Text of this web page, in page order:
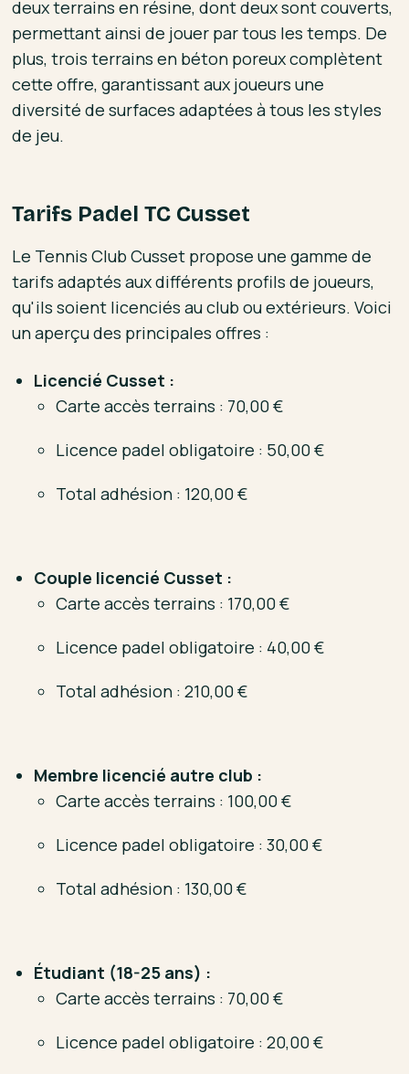
deux terrains en résine, dont deux sont couverts,
permettant ainsi de jouer par tous les temps. De
plus, trois terrains en béton poreux complètent
cette offre, garantissant aux joueurs une
diversité de surfaces adaptées à tous les styles
de jeu.
Tarifs Padel TC Cusset
Le Tennis Club Cusset propose une gamme de
tarifs adaptés aux différents profils de joueurs,
qu'ils soient licenciés au club ou extérieurs. Voici
un aperçu des principales offres :
Licencié Cusset :
Carte accès terrains : 70,00 €
Licence padel obligatoire : 50,00 €
Total adhésion : 120,00 €
Couple licencié Cusset :
Carte accès terrains : 170,00 €
Licence padel obligatoire : 40,00 €
Total adhésion : 210,00 €
Membre licencié autre club :
Carte accès terrains : 100,00 €
Licence padel obligatoire : 30,00 €
Total adhésion : 130,00 €
Étudiant (18-25 ans) :
Carte accès terrains : 70,00 €
Licence padel obligatoire : 20,00 €